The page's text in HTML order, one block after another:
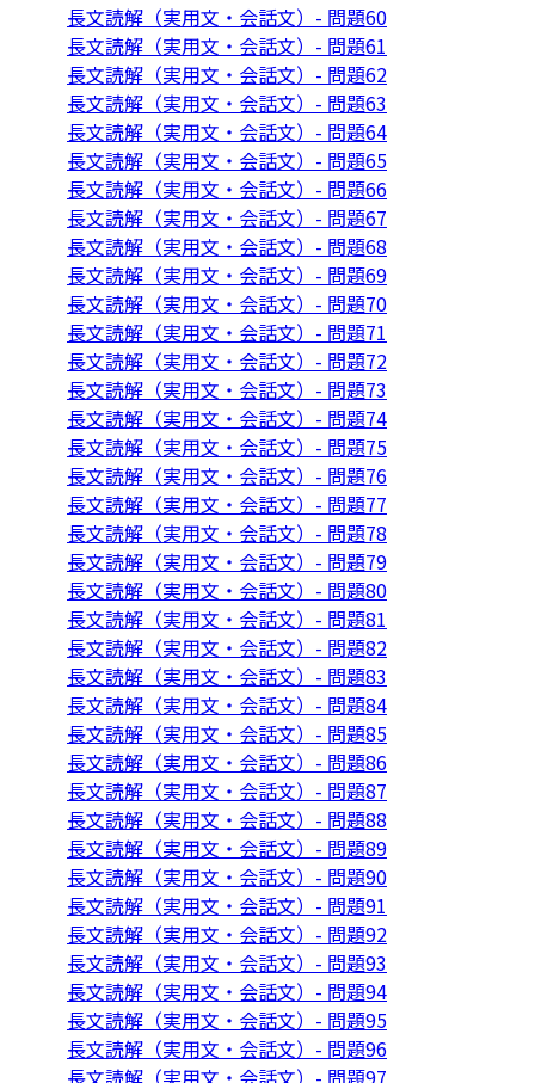
長文読解（実用文・会話文）- 問題60
長文読解（実用文・会話文）- 問題61
長文読解（実用文・会話文）- 問題62
長文読解（実用文・会話文）- 問題63
長文読解（実用文・会話文）- 問題64
長文読解（実用文・会話文）- 問題65
長文読解（実用文・会話文）- 問題66
長文読解（実用文・会話文）- 問題67
長文読解（実用文・会話文）- 問題68
長文読解（実用文・会話文）- 問題69
長文読解（実用文・会話文）- 問題70
長文読解（実用文・会話文）- 問題71
長文読解（実用文・会話文）- 問題72
長文読解（実用文・会話文）- 問題73
長文読解（実用文・会話文）- 問題74
長文読解（実用文・会話文）- 問題75
長文読解（実用文・会話文）- 問題76
長文読解（実用文・会話文）- 問題77
長文読解（実用文・会話文）- 問題78
長文読解（実用文・会話文）- 問題79
長文読解（実用文・会話文）- 問題80
長文読解（実用文・会話文）- 問題81
長文読解（実用文・会話文）- 問題82
長文読解（実用文・会話文）- 問題83
長文読解（実用文・会話文）- 問題84
長文読解（実用文・会話文）- 問題85
長文読解（実用文・会話文）- 問題86
長文読解（実用文・会話文）- 問題87
長文読解（実用文・会話文）- 問題88
長文読解（実用文・会話文）- 問題89
長文読解（実用文・会話文）- 問題90
長文読解（実用文・会話文）- 問題91
長文読解（実用文・会話文）- 問題92
長文読解（実用文・会話文）- 問題93
長文読解（実用文・会話文）- 問題94
長文読解（実用文・会話文）- 問題95
長文読解（実用文・会話文）- 問題96